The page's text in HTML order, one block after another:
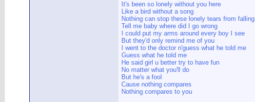
It's been so lonely without you here
Like a bird without a song
Nothing can stop these lonely tears from falling
Tell me baby where did I go wrong
I could put my arms around every boy I see
But they'd only remind me of you
I went to the doctor n'guess what he told me
Guess what he told me
He said girl u better try to have fun
No matter what you'll do
But he's a fool
Cause nothing compares
Nothing compares to you